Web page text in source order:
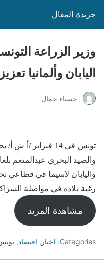
جريدة المقال
وزير الزراعة
اليابان وألمانيا
حسناء جمال
تونس في 14 فبراير
والصيد البحري عبدالمنعم
واليابان لاسيما في قطاعي
رغبة بلاده في مواصلة
مشاهدة المزيد
Categories: اخبار , اقتصاد,